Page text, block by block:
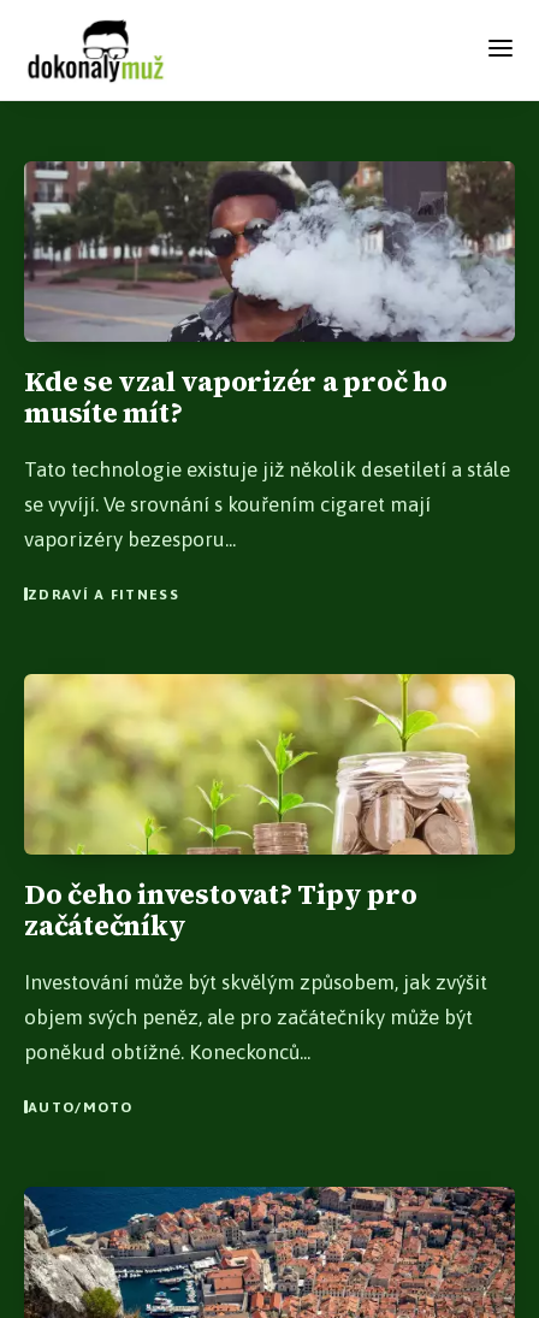
Kde se vzal vaporizér a proč ho
musíte mít?
Tato technologie existuje již několik desetiletí a stále
se vyvíjí. Ve srovnání s kouřením cigaret mají
vaporizéry bezesporu...
ZDRAVÍ A FITNESS
Do čeho investovat? Tipy pro
začátečníky
Investování může být skvělým způsobem, jak zvýšit
objem svých peněz, ale pro začátečníky může být
poněkud obtížné. Koneckonců...
AUTO/MOTO